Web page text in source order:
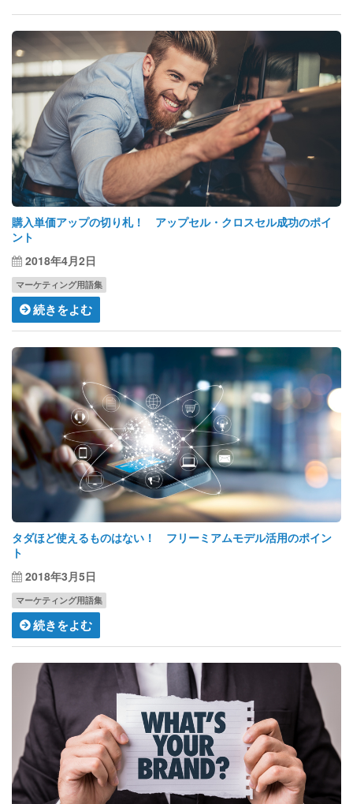
購入単価アップの切り札！ アップセル・クロスセル成功のポイ
ント
2018年4月2日
マーケティング用語集
続きをよむ
タダほど使えるものはない！ フリーミアムモデル活用のポイン
ト
2018年3月5日
マーケティング用語集
続きをよむ